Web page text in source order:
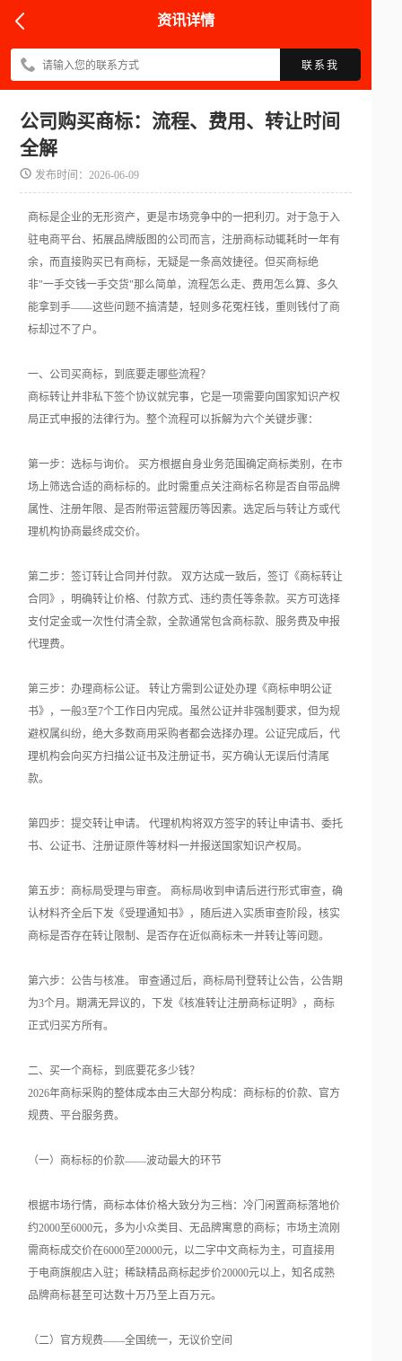
资讯详情
联系我
公司购买商标：流程、费用、转让时间
全解
发布时间：2026-06-09
商标是企业的无形资产，更是市场竞争中的一把利刃。对于急于入
驻电商平台、拓展品牌版图的公司而言，注册商标动辄耗时一年有
余，而直接购买已有商标，无疑是一条高效捷径。但买商标绝
非"一手交钱一手交货"那么简单，流程怎么走、费用怎么算、多久
能拿到手——这些问题不搞清楚，轻则多花冤枉钱，重则钱付了商
标却过不了户。
一、公司买商标，到底要走哪些流程？
商标转让并非私下签个协议就完事，它是一项需要向国家知识产权
局正式申报的法律行为。整个流程可以拆解为六个关键步骤：
第一步：选标与询价。 买方根据自身业务范围确定商标类别，在市
场上筛选合适的商标标的。此时需重点关注商标名称是否自带品牌
属性、注册年限、是否附带运营履历等因素。选定后与转让方或代
理机构协商最终成交价。
第二步：签订转让合同并付款。 双方达成一致后，签订《商标转让
合同》，明确转让价格、付款方式、违约责任等条款。买方可选择
支付定金或一次性付清全款，全款通常包含商标款、服务费及申报
代理费。
第三步：办理商标公证。 转让方需到公证处办理《商标申明公证
书》，一般3至7个工作日内完成。虽然公证并非强制要求，但为规
避权属纠纷，绝大多数商用采购者都会选择办理。公证完成后，代
理机构会向买方扫描公证书及注册证书，买方确认无误后付清尾
款。
第四步：提交转让申请。 代理机构将双方签字的转让申请书、委托
书、公证书、注册证原件等材料一并报送国家知识产权局。
第五步：商标局受理与审查。 商标局收到申请后进行形式审查，确
认材料齐全后下发《受理通知书》，随后进入实质审查阶段，核实
商标是否存在转让限制、是否存在近似商标未一并转让等问题。
第六步：公告与核准。 审查通过后，商标局刊登转让公告，公告期
为3个月。期满无异议的，下发《核准转让注册商标证明》，商标
正式归买方所有。
二、买一个商标，到底要花多少钱？
2026年商标采购的整体成本由三大部分构成：商标标的价款、官方
规费、平台服务费。
（一）商标标的价款——波动最大的环节
根据市场行情，商标本体价格大致分为三档：冷门闲置商标落地价
约2000至6000元，多为小众类目、无品牌寓意的商标；市场主流刚
需商标成交价在6000至20000元，以二字中文商标为主，可直接用
于电商旗舰店入驻；稀缺精品商标起步价20000元以上，知名成熟
品牌商标甚至可达数十万乃至上百万元。
（二）官方规费——全国统一，无议价空间